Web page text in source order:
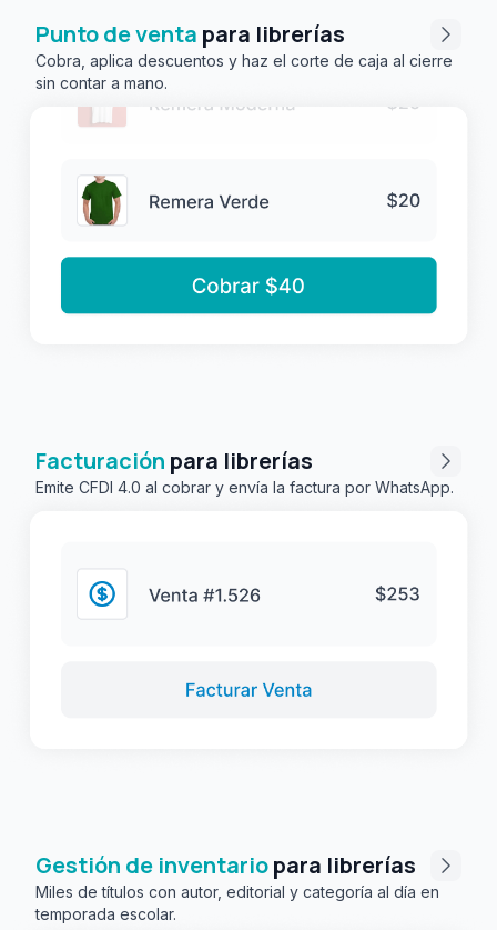
Punto de venta para librerías
Cobra, aplica descuentos y haz el corte de caja al cierre
sin contar a mano.
Facturación para librerías
Emite CFDI 4.0 al cobrar y envía la factura por WhatsApp.
Gestión de inventariopara librerías
Miles de títulos con autor, editorial y categoría al día en
temporada escolar.